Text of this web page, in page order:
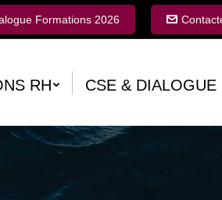
Formations 2026
RH CSE & DIALOGUE
Formations 2026
RH CSE & DIALOGUE